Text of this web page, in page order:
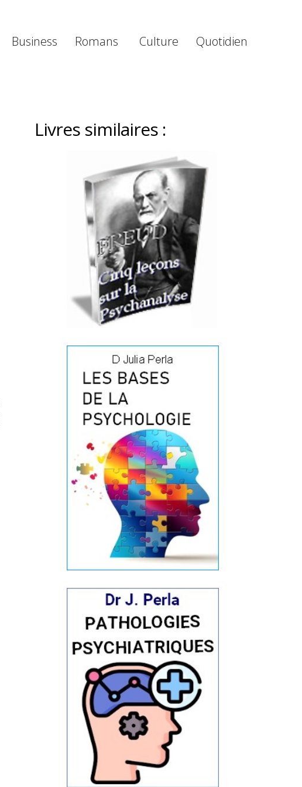
Business Romans Culture Quotidien
Livres similaires :